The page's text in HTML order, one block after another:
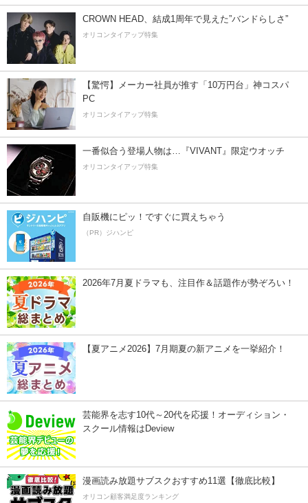
CROWN HEAD、結成1周年で見えた”バンドらしさ”
オリコンタイアップ特集
【驚愕】メーカー社員が推す「10万円台」神コスパ
PC
オリコンタイアップ特集
一番似合う登場人物は…『VIVANT』限定ウオッチ
オリコンタイアップ特集
自販機にピッ！ですぐに買えちゃう
（PR）ジハンピ
2026年7月夏ドラマも、注目作＆話題作が勢ぞろい！
【夏アニメ2026】7月期夏の新アニメを一挙紹介！
芸能界を志す10代～20代を応援！オーディション・
スクール情報はDeview
漫画読み放題サブスクおすすめ11選【徹底比較】
オリコン顧客満足度ランキング